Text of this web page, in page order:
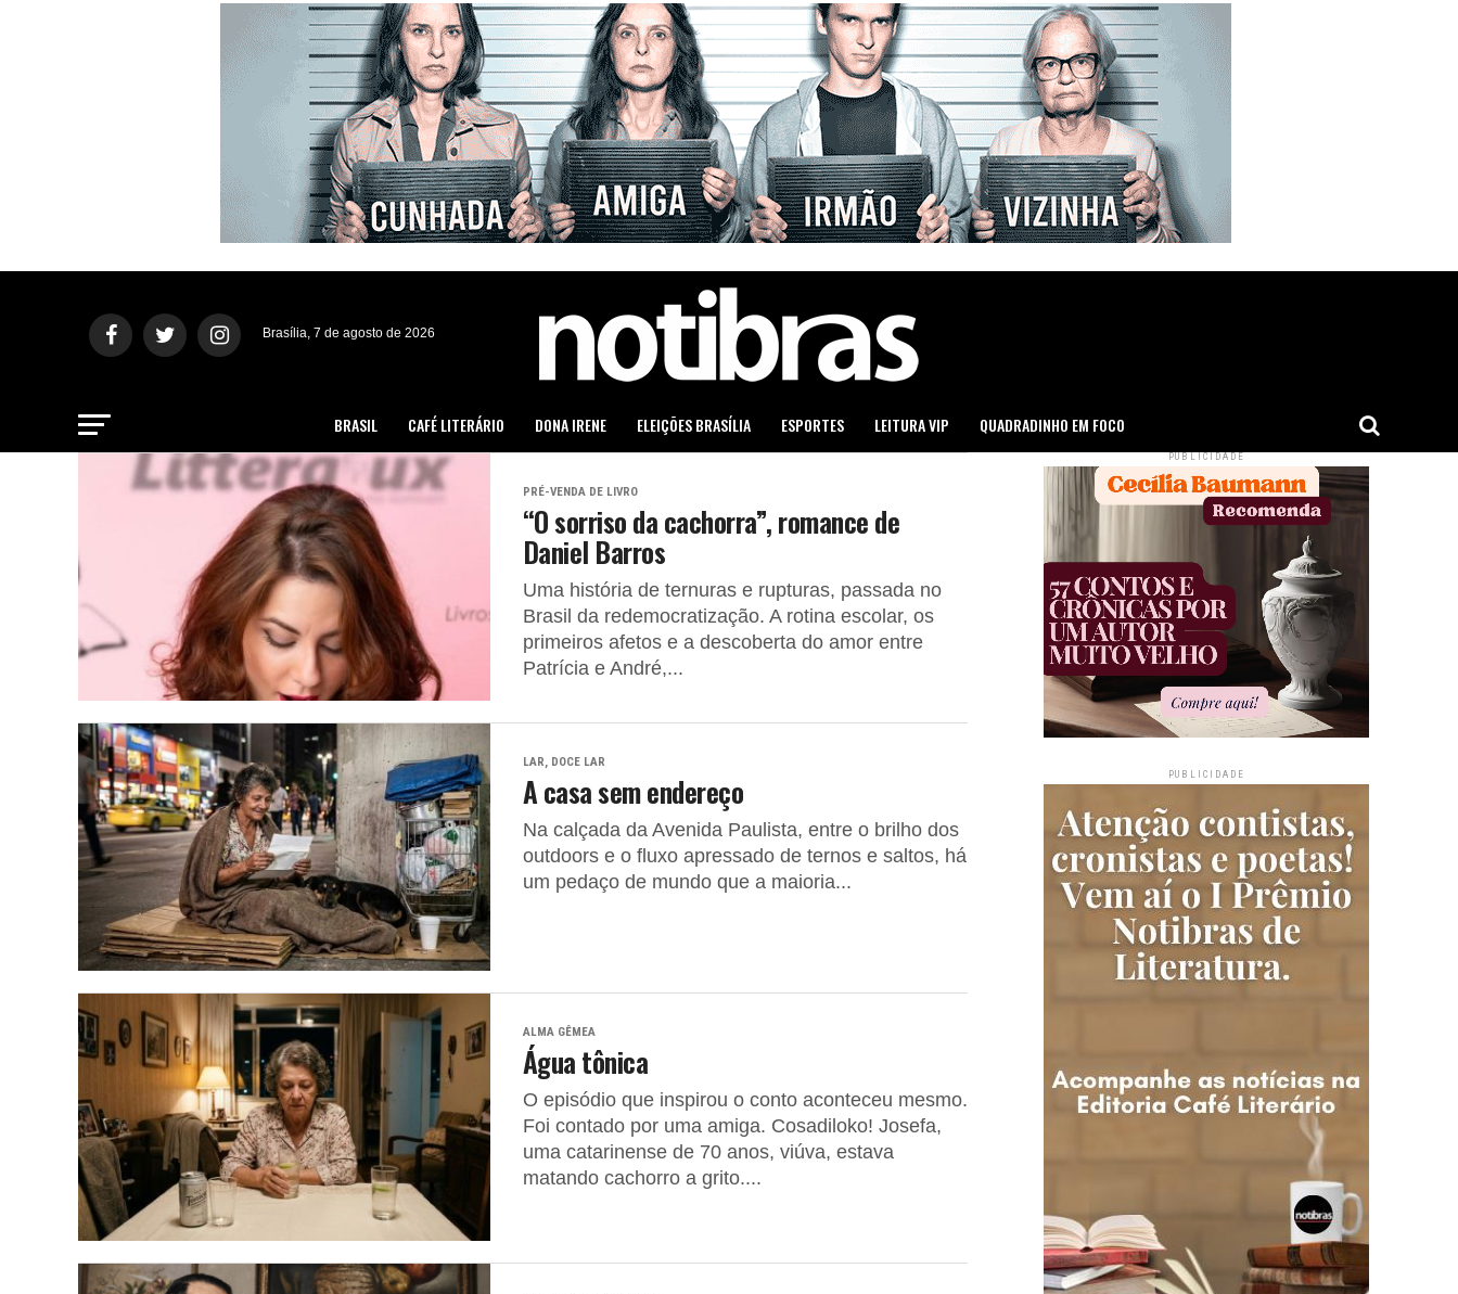
Brasília, 7 de agosto de 2026
BRASIL CAFÉ LITERÁRIO DONA IRENE ELEIÇÕES BRASÍLIA ESPORTES LEITURA VIP QUADRADINHO EM FOCO
PRÉ-VENDA DE LIVRO
“O sorriso da cachorra”, romance de
Daniel Barros
Uma história de ternuras e rupturas, passada no
Brasil da redemocratização. A rotina escolar, os
primeiros afetos e a descoberta do amor entre
Patrícia e André,...
LAR, DOCE LAR
A casa sem endereço
Na calçada da Avenida Paulista, entre o brilho dos
outdoors e o fluxo apressado de ternos e saltos, há
um pedaço de mundo que a maioria...
ALMA GÊMEA
Água tônica
O episódio que inspirou o conto aconteceu mesmo.
Foi contado por uma amiga. Cosadiloko! Josefa,
uma catarinense de 70 anos, viúva, estava
matando cachorro a grito....
PUBLICIDADE
PUBLICIDADE